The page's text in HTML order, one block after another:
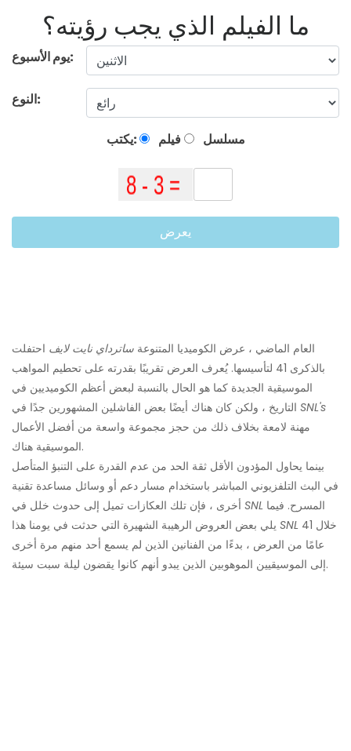
ما الفيلم الذي يجب رؤيته؟
يوم الأسبوع:
النوع:
يكتب: فيلم مسلسل
يعرض
العام الماضي ، عرض الكوميديا ​​المتنوعة ساترداي نايت لايف احتفلت
بالذكرى 41 لتأسيسها. يُعرف العرض تقريبًا بقدرته على تحطيم المواهب
الموسيقية الجديدة كما هو الحال بالنسبة لبعض أعظم الكوميديين في
SNL's
مهنة لامعة بخلاف ذلك من حجز مجموعة واسعة من أفضل الأعمال
الموسيقية هناك.
بينما يحاول المؤدون الأقل ثقة الحد من عدم القدرة على التنبؤ المتأصل
في البث التلفزيوني المباشر باستخدام مسار دعم أو وسائل مساعدة تقنية
SNL
SNL
عامًا من العرض ، بدءًا من الفنانين الذين لم يسمع أحد منهم مرة أخرى
إلى الموسيقيين الموهوبين الذين يبدو أنهم كانوا يقضون ليلة سبت سيئة.